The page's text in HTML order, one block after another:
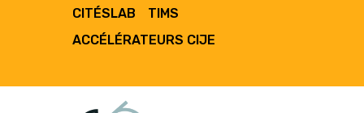
CITÉSLAB
TIMS
ACCÉLÉRATEURS CIJE